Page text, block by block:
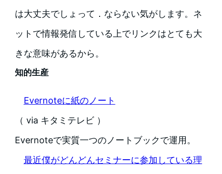
は大丈夫でしょって．ならない気がします。ネ
ットで情報発信している上でリンクはとても大
きな意味があるから。
知的生産
Evernoteに紙のノート
（ via キタミテレビ ）
Evernoteで実質一つのノートブックで運用。
最近僕がどんどんセミナーに参加している理